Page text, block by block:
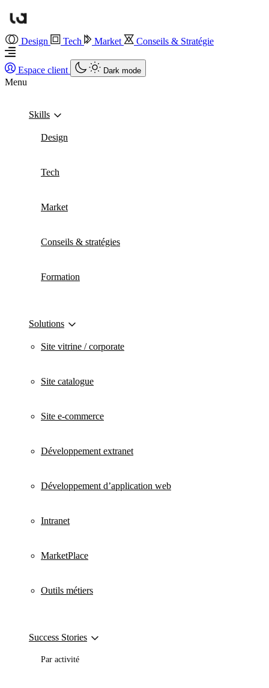
Design Tech Market Conseils & Stratégie
Espace client Dark mode
Menu
Skills
Design
Tech
Market
Conseils & stratégies
Formation
Solutions
Site vitrine / corporate
Site catalogue
Site e-commerce
Développement extranet
Développement d’application web
Intranet
MarketPlace
Outils métiers
Success Stories
Par activité